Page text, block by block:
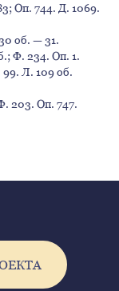
Оп. 744. Д. 1069.
об. — 31.
Ф. 234. Оп. 1.
Л. 109 об.
203. Оп. 747.